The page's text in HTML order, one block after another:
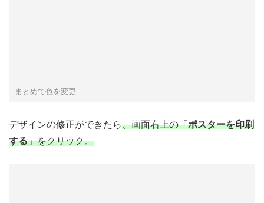
まとめて色を変更
デザインの修正ができたら、画面右上の「ポスターを印刷
する」をクリック。